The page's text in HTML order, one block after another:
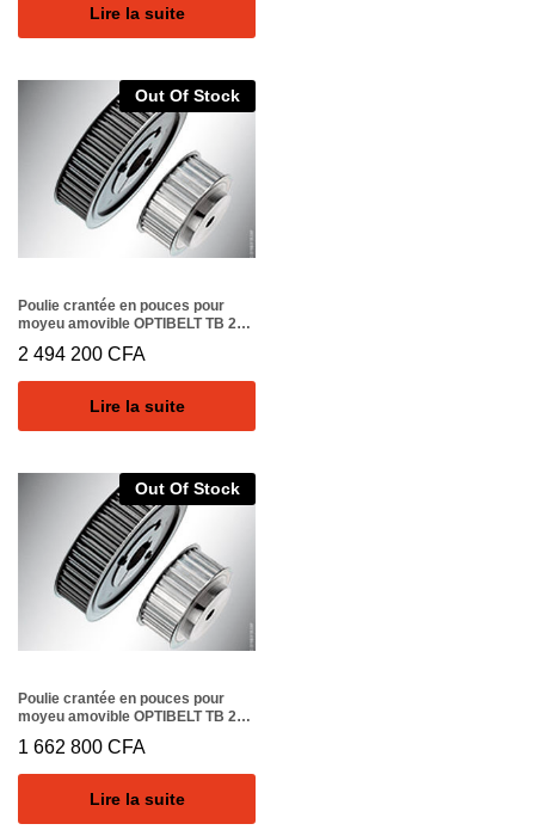
Lire la suite
Out Of Stock
Poulie crantée en pouces pour
moyeu amovible OPTIBELT TB 20
2 494 200 CFA
Lire la suite
Out Of Stock
Poulie crantée en pouces pour
moyeu amovible OPTIBELT TB 22
1 662 800 CFA
Lire la suite